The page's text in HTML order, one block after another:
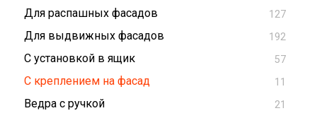
Для распашных фасадов 127
Для выдвижных фасадов 192
С установкой в ящик 57
С креплением на фасад 11
Ведра с ручкой 21